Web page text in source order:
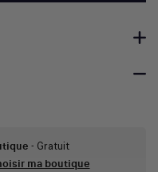
- Gratuit
ma boutique